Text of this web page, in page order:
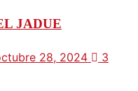
JADUE
28, 2024 3